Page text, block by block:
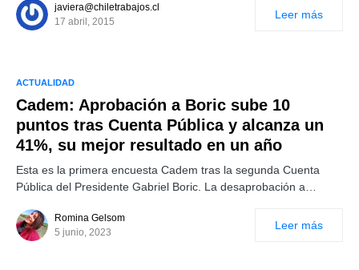
javiera@chiletrabajos.cl
17 abril, 2015
Leer más
ACTUALIDAD
Cadem: Aprobación a Boric sube 10
puntos tras Cuenta Pública y alcanza un
41%, su mejor resultado en un año
Esta es la primera encuesta Cadem tras la segunda Cuenta
Pública del Presidente Gabriel Boric. La desaprobación a…
Romina Gelsom
5 junio, 2023
Leer más